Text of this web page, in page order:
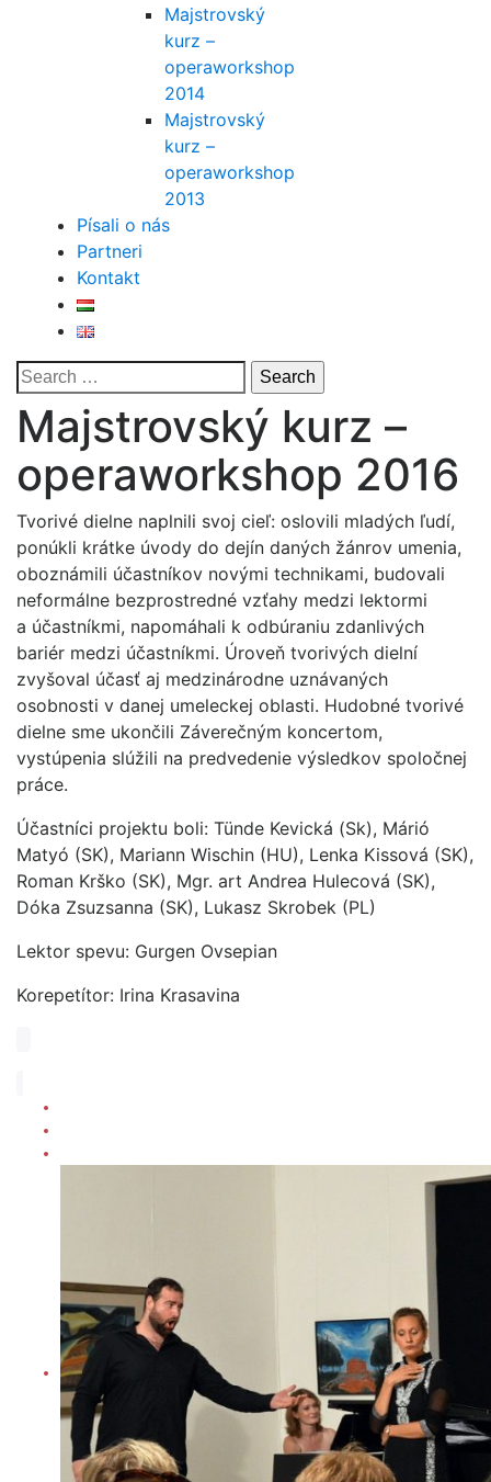
Majstrovský
kurz –
operaworkshop
2014
Majstrovský
kurz –
operaworkshop
2013
Písali o nás
Partneri
Kontakt
Majstrovský kurz –
operaworkshop 2016
Tvorivé dielne naplnili svoj cieľ: oslovili mladých ľudí,
ponúkli krátke úvody do dejín daných žánrov umenia,
oboznámili účastníkov novými technikami, budovali
neformálne bezprostredné vzťahy medzi lektormi
a účastníkmi, napomáhali k odbúraniu zdanlivých
bariér medzi účastníkmi. Úroveň tvorivých dielní
zvyšoval účasť aj medzinárodne uznávaných
osobnosti v danej umeleckej oblasti. Hudobné tvorivé
dielne sme ukončili Záverečným koncertom,
vystúpenia slúžili na predvedenie výsledkov spoločnej
práce.
Účastníci projektu boli: Tünde Kevická (Sk), Márió
Matyó (SK), Mariann Wischin (HU), Lenka Kissová (SK),
Roman Krško (SK), Mgr. art Andrea Hulecová (SK),
Dóka Zsuzsanna (SK), Lukasz Skrobek (PL)
Lektor spevu: Gurgen Ovsepian
Korepetítor: Irina Krasavina